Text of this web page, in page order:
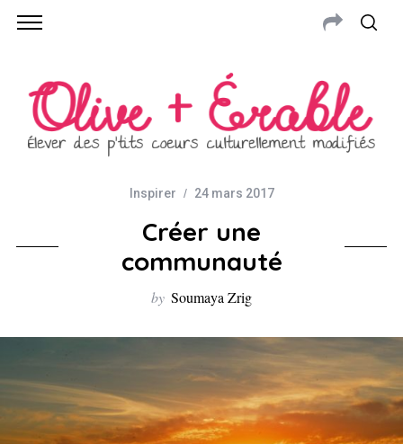
Inspirer 24 mars 2017
Créer une
communauté
by Soumaya Zrig